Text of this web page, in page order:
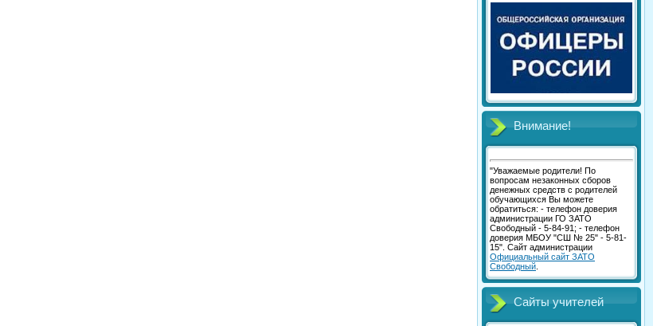
Внимание!
"Уважаемые родители! По
вопросам незаконных сборов
денежных средств с родителей
обучающихся Вы можете
обратиться: - телефон доверия
администрации ГО ЗАТО
Свободный - 5-84-91; - телефон
доверия МБОУ "СШ № 25" - 5-81-
15". Сайт администрации
Официальный сайт ЗАТО
Свободный
Сайты учителей